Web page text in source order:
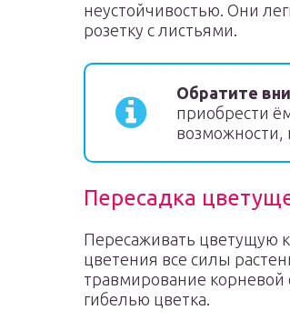
неустойчивостью. Они
розетку с листьями.
Обратите
приобрести
возможности,
Пересадка
Пересаживать цветущую
цветения все силы
травмирование
гибелью цветка.